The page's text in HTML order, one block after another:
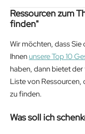
Ressourcen zum
finden"
Wir möchten, dass
Ihnen unsere Top 10
haben, dann bietet
Liste von Ressourcen,
zu finden.
Was soll ich